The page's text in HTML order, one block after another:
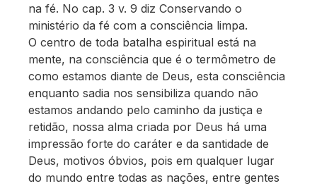
na fé. No cap. 3 v. 9 diz Conservando o
ministério da fé com a consciência limpa.
O centro de toda batalha espiritual está na
mente, na consciência que é o termômetro de
como estamos diante de Deus, esta consciência
enquanto sadia nos sensibiliza quando não
estamos andando pelo caminho da justiça e
retidão, nossa alma criada por Deus há uma
impressão forte do caráter e da santidade de
Deus, motivos óbvios, pois em qualquer lugar
do mundo entre todas as nações, entre gentes